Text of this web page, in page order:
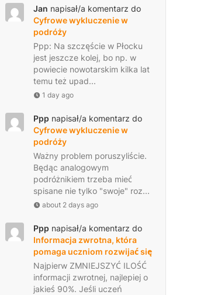
Jan napisał/a komentarz do
Cyfrowe wykluczenie w
podróży
Ppp: Na szczęście w Płocku
jest jeszcze kolej, bo np. w
powiecie nowotarskim kilka lat
temu też upad...
1 day ago
Ppp napisał/a komentarz do
Cyfrowe wykluczenie w
podróży
Ważny problem poruszyliście.
Będąc analogowym
podróżnikiem trzeba mieć
spisane nie tylko "swoje" roz...
about 2 days ago
Ppp napisał/a komentarz do
Informacja zwrotna, która
pomaga uczniom rozwijać się
Najpierw ZMNIEJSZYĆ ILOŚĆ
informacji zwrotnej, najlepiej o
jakieś 90%. Jeśli uczeń